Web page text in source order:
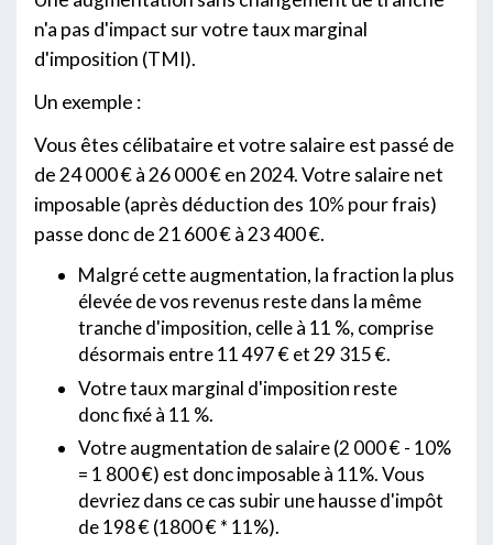
n'a pas d'impact sur votre taux marginal
d'imposition (TMI).
Un exemple :
Vous êtes célibataire et votre salaire est passé de
de 24 000 € à 26 000 € en 2024. Votre salaire net
imposable (après déduction des 10% pour frais)
passe donc de 21 600 € à 23 400 €.
Malgré cette augmentation, la fraction la plus
élevée de vos revenus reste dans la même
tranche d'imposition, celle à 11 %, comprise
désormais entre 11 497 € et 29 315 €.
Votre taux marginal d'imposition reste
donc fixé à 11 %.
Votre augmentation de salaire (2 000 € - 10%
= 1 800 €) est donc imposable à 11%. Vous
devriez dans ce cas subir une hausse d'impôt
de 198 € (1800 € * 11%).